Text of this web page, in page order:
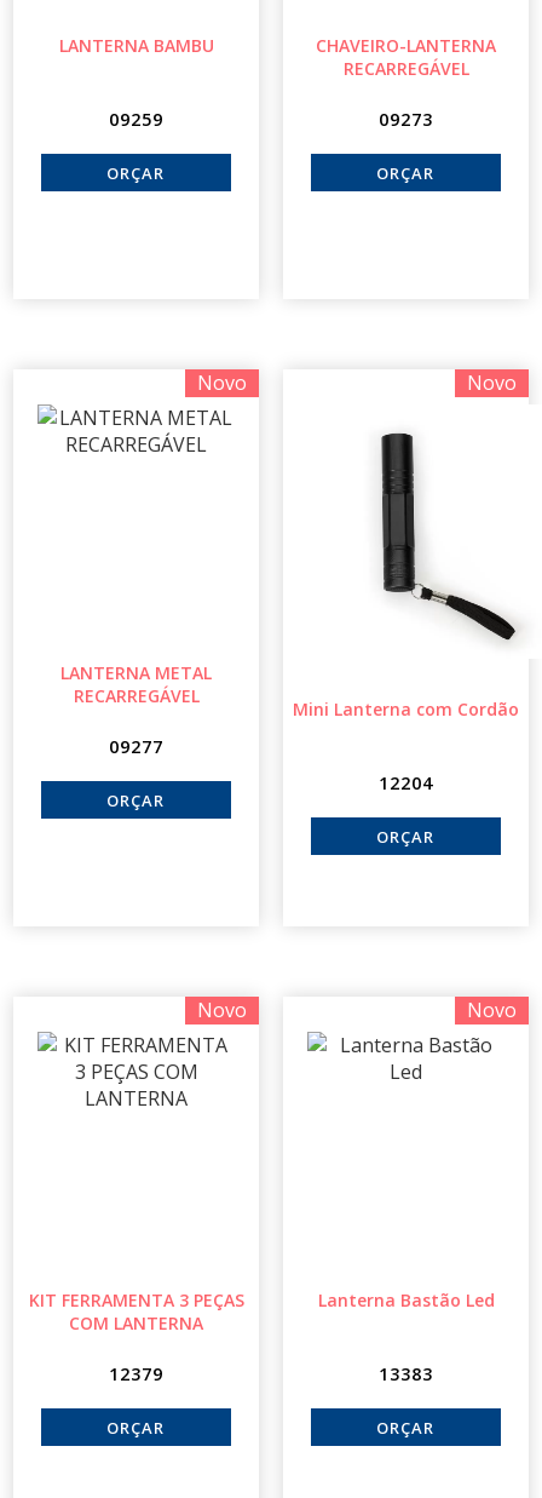
LANTERNA BAMBU
09259
CHAVEIRO-LANTERNA
RECARREGÁVEL
09273
Novo
LANTERNA METAL
RECARREGÁVEL
09277
Novo
Mini Lanterna com Cordão
12204
Novo
KIT FERRAMENTA 3 PEÇAS
COM LANTERNA
12379
Novo
Lanterna Bastão Led
13383